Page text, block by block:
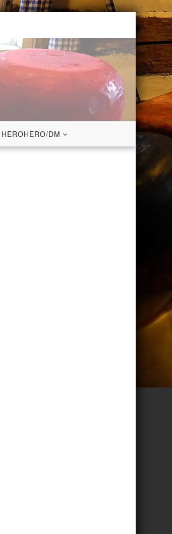
HEROHERO/DM